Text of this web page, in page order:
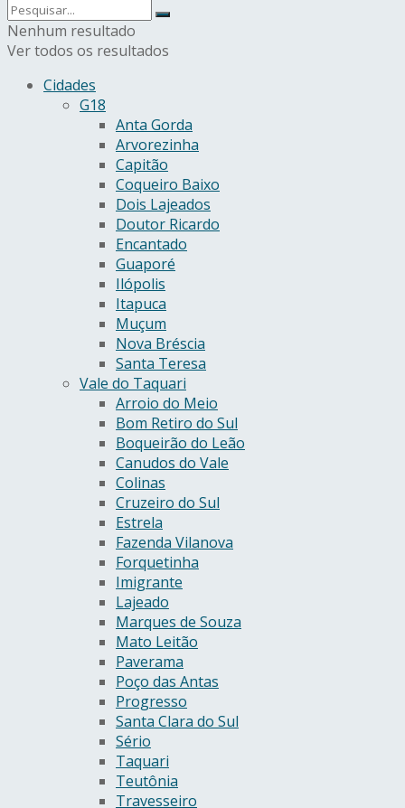
Nenhum resultado
Ver todos os resultados
Cidades
G18
Anta Gorda
Arvorezinha
Capitão
Coqueiro Baixo
Dois Lajeados
Doutor Ricardo
Encantado
Guaporé
Ilópolis
Itapuca
Muçum
Nova Bréscia
Santa Teresa
Vale do Taquari
Arroio do Meio
Bom Retiro do Sul
Boqueirão do Leão
Canudos do Vale
Colinas
Cruzeiro do Sul
Estrela
Fazenda Vilanova
Forquetinha
Imigrante
Lajeado
Marques de Souza
Mato Leitão
Paverama
Poço das Antas
Progresso
Santa Clara do Sul
Sério
Taquari
Teutônia
Travesseiro